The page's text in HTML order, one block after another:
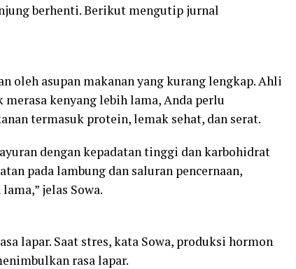
berhenti. Berikut mengutip jurnal
oleh asupan makanan yang kurang lengkap. Ahli
kenyang lebih lama, Anda perlu
termasuk protein, lemak sehat, dan serat.
dengan kepadatan tinggi dan karbohidrat
pada lambung dan saluran pencernaan,
jelas Sowa.
lapar. Saat stres, kata Sowa, produksi hormon
rasa lapar.